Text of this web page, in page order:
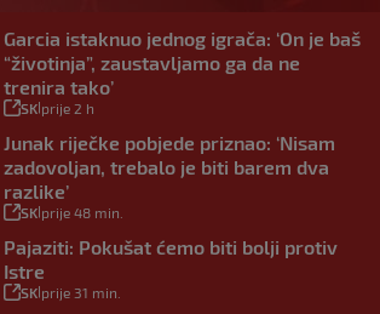
Garcia istaknuo jednog igrača: ‘On je baš
“životinja”, zaustavljamo ga da ne
trenira tako’
SK prije 2 h
Junak riječke pobjede priznao: ‘Nisam
zadovoljan, trebalo je biti barem dva
razlike’
SK prije 48 min.
Pajaziti: Pokušat ćemo biti bolji protiv
Istre
SK prije 31 min.